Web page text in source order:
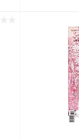
Купить в 1
В избранное